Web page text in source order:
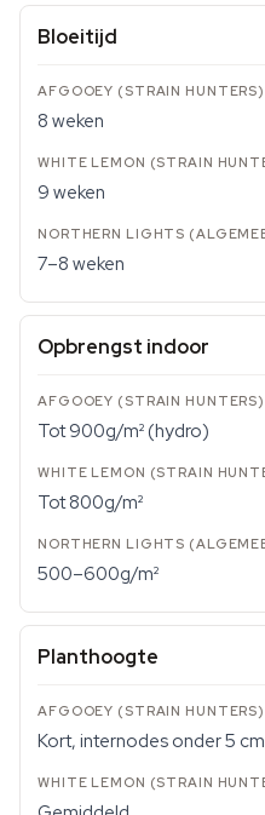
Bloeitijd
8 weken
9 weken
7–8 weken
Opbrengst indoor
Tot 900g/m² (hydro)
Tot 800g/m²
500–600g/m²
Planthoogte
Kort, internodes onder 5 cm